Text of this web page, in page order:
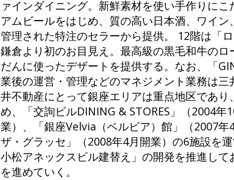
ァインダイニング。新鮮素材を使い手作りに
アムビールをはじめ、質の高い日本酒、ワイ
管理された特注のセラーから提供。 12階は「
鎌倉より初のお目見え。最高級の黒毛和牛の
だんに使ったデザートを提供する。なお、「
業後の運営・管理などのマネジメント業務は
井不動産にとって銀座エリアは重点地区であ
め、「交詢ビルDINING & STORES」（2004
業）、「銀座Velvia（ベルビア）館」（2007
ザ・グラッセ」（2008年4月開業）の6施設を
小松アネックスビル建替え」の開発を推進し
を進めていく。